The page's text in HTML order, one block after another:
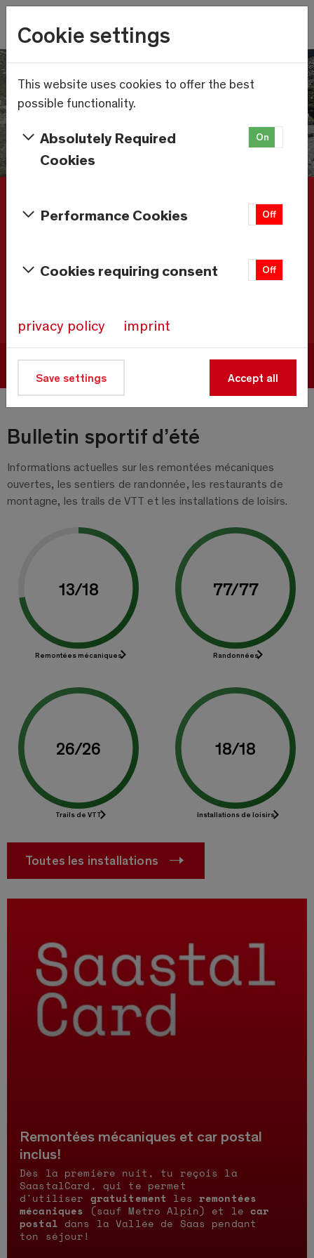
Skip to main content
22.5°C
Wetter
Réserver un hébergement
Réserver maintenant
Bulletin sportif d’été
Informations actuelles sur les remontées mécaniques
ouvertes, les sentiers de randonnée, les restaurants de
montagne, les trails de VTT et les installations de loisirs.
13/18
Remontées mécaniques
77/77
Randonnées
26/26
Trails de VTT
18/18
Installations de loisirs
Toutes les installations
Remontées mécaniques et car postal
inclus!
Dès la première nuit, tu reçois la
SaastalCard, qui te permet
d'utiliser gratuitement les remontées
mécaniques (sauf Metro Alpin) et lecar
postal dans la Vallée de Saas pendant
ton séjour!
Cookie settings
This website uses cookies to offer the best
possible functionality.
Absolutely Required
Cookies
On Off
Performance Cookies Off
Cookies requiring consent Off
privacy policy imprint
Save settings Accept all